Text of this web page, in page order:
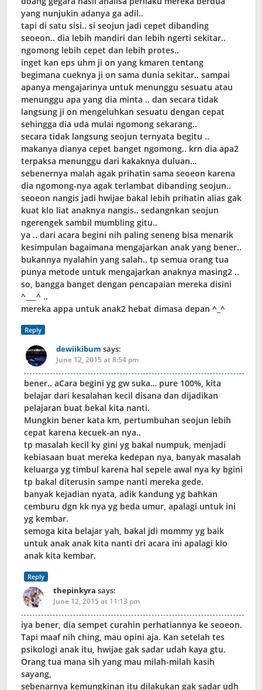
yang nunjukin adanya ga adil..
tapi di satu sisi.. si seojun jadi cepet dibanding
seoeon.. dia lebih mandiri dan lebih ngerti sekitar..
ngomong lebih cepet dan lebih protes..
inget kan eps uhm ji on yang kmaren tentang
begimana cueknya ji on sama dunia sekitar.. sampai
apanya mengajarinya untuk menunggu sesuatu atau
menunggu apa yang dia minta .. dan secara tidak
langsung ji on mengeluhkan sesuatu dengan cepat
sehingga dia uda mulai ngomong sekarang..
secara tidak langsung seojun ternyata begitu ..
makanya dianya cepet banget ngomong.. krn dia apa2
terpaksa menunggu dari kakaknya duluan…
sebenernya malah agak prihatin sama seoeon karena
dia ngomong-nya agak terlambat dibanding seojun..
seoeon nangis jadi hwijae bakal lebih prihatin alias gak
kuat klo liat anaknya nangis.. sedangnkan seojun
ngerengek sambil mumbling gitu..
ya .. dari acara begini nih paling seneng bisa menarik
kesimpulan bagaimana mengajarkan anak yang bener..
bukannya nyalahin yang salah.. tp semua orang tua
punya metode untuk mengajarkan anaknya masing2 ..
so, bangga banget dengan pencapaian mereka disini
^___^ ..
mereka appa untuk anak2 hebat dimasa depan ^_^
Reply
dewiikibum says:
June 12, 2015 at 8:54 pm
bener.. aCara begini yg gw suka… pure 100%, kita
belajar dari kesalahan kecil disana dan dijadikan
pelajaran buat bekal kita nanti.
Mungkin bener kata km, pertumbuhan seojun lebih
cepat karena kecuek-an nya..
tp masalah kecil ky gini yg bakal numpuk, menjadi
kebiasaan buat mereka kedepan nya, banyak masalah
keluarga yg timbul karena hal sepele awal nya ky bgini
tp bakal diterusin sampe nanti mereka gede.
banyak kejadian nyata, adik kandung yg bahkan
cemburu dgn kk nya yg beda umur, apalagi untuk ini
yg kembar.
semoga kita belajar yah, bakal jdi mommy yg baik
untuk anak anak kita nanti dri acara ini apalagi klo
anak kita kembar.
Reply
thepinkyra says:
June 12, 2015 at 11:13 pm
iya bener, dia sempet curahin perhatiannya ke seoeon.
Tapi maaf nih ching, mau opini aja. Kan setelah tes
psikologi anak itu, hwijae gak sadar udah kaya gtu.
Orang tua mana sih yang mau milah-milah kasih
sayang,
sebenarnya kemungkinan itu dilakukan gak sadar udh